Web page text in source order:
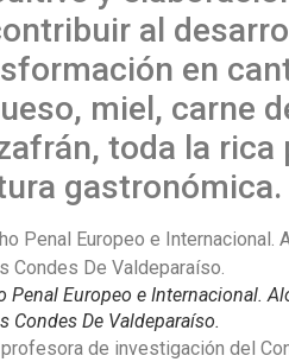
al
en
miel, carne
toda la rica
gastronómica.
Europeo e Internacional.
Condes De Valdeparaíso.
de investigación del